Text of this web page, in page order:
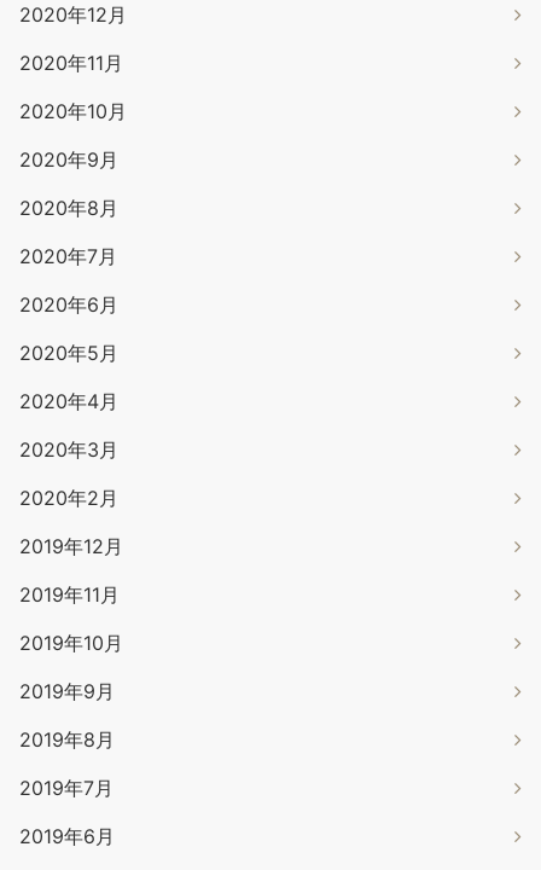
2020年12月
2020年11月
2020年10月
2020年9月
2020年8月
2020年7月
2020年6月
2020年5月
2020年4月
2020年3月
2020年2月
2019年12月
2019年11月
2019年10月
2019年9月
2019年8月
2019年7月
2019年6月